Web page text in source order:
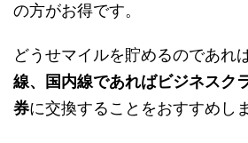
の方がお得です。
どうせマイルを貯めるのであれば
線、国内線であればビジネスク
券に交換することをおすすめしま